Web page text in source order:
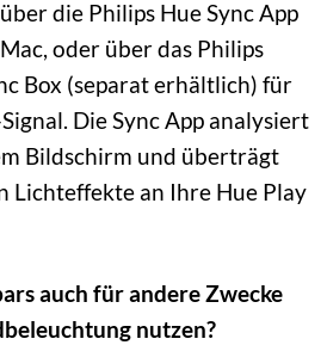
die Philips Hue Sync App
oder über das Philips
Box (separat erhältlich) für
Die Sync App analysiert
Bildschirm und überträgt
Lichteffekte an Ihre Hue Play
auch für andere Zwecke
nutzen?